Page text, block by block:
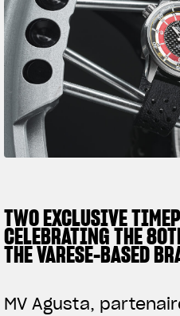
TITANIO
Follow Us
TWO EXCLUSIVE
CELEBRATING THE
THE VARESE-BASED
MV Agusta,